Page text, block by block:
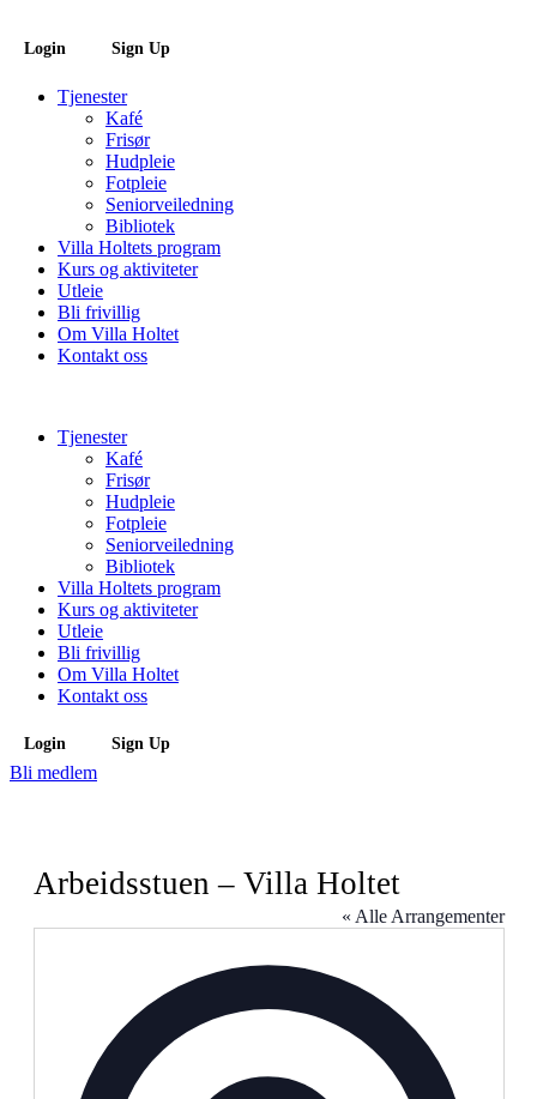
Login Sign Up
Tjenester
Kafé
Frisør
Hudpleie
Fotpleie
Seniorveiledning
Bibliotek
Villa Holtets program
Kurs og aktiviteter
Utleie
Bli frivillig
Om Villa Holtet
Kontakt oss
Tjenester
Kafé
Frisør
Hudpleie
Fotpleie
Seniorveiledning
Bibliotek
Villa Holtets program
Kurs og aktiviteter
Utleie
Bli frivillig
Om Villa Holtet
Kontakt oss
Login Sign Up
Bli medlem
Arbeidsstuen – Villa Holtet
« Alle Arrangementer